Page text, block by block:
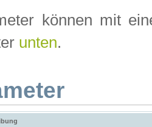
können mit
unten.